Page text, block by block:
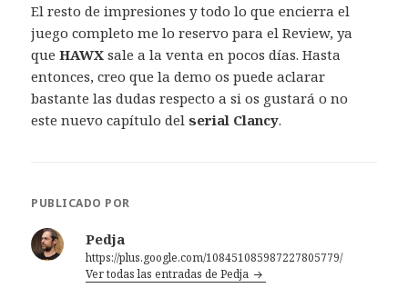
El resto de impresiones y todo lo que encierra el
juego completo me lo reservo para el Review, ya
queHAWX sale a la venta en pocos días. Hasta
entonces, creo que la demo os puede aclarar
bastante las dudas respecto a si os gustará o no
este nuevo capítulo delserial Clancy.
PUBLICADO POR
Pedja
https://plus.google.com/108451085987227805779/
Ver todas las entradas de Pedja